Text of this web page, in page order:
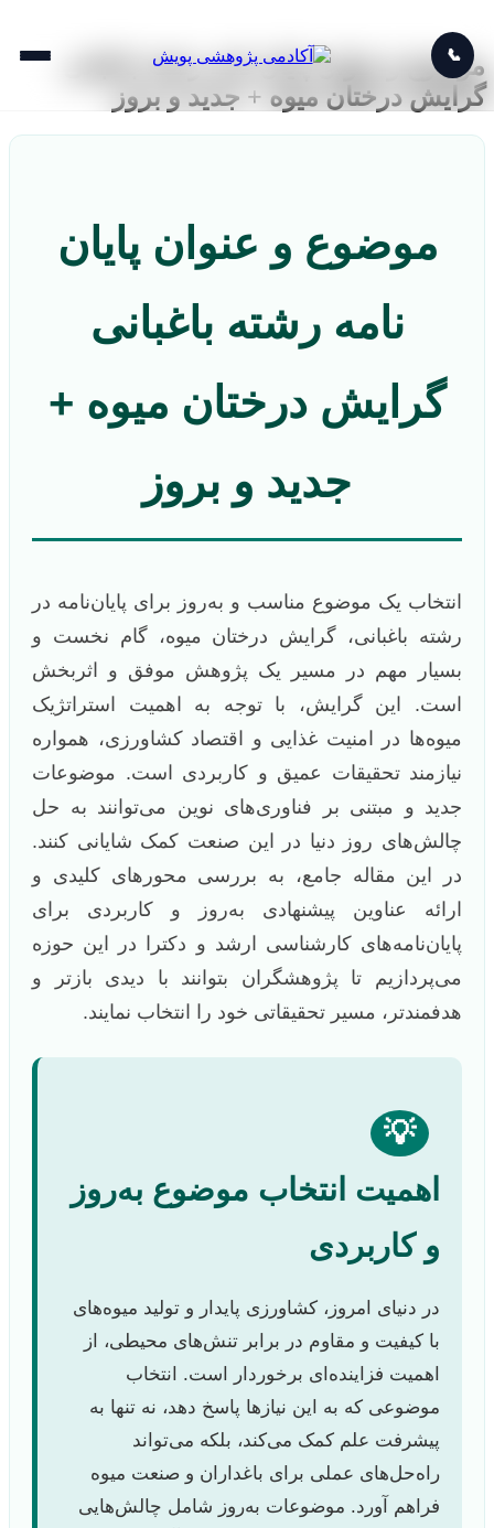
📞
موضوع و عنوان پایان نامه رشته باغبانی
گرایش درختان میوه + جدید و بروز
موضوع و عنوان پایان
نامه رشته باغبانی
گرایش درختان میوه +
جدید و بروز
انتخاب یک موضوع مناسب و به‌روز برای پایان‌نامه در
رشته باغبانی، گرایش درختان میوه، گام نخست و
بسیار مهم در مسیر یک پژوهش موفق و اثربخش
است. این گرایش، با توجه به اهمیت استراتژیک
میوه‌ها در امنیت غذایی و اقتصاد کشاورزی، همواره
نیازمند تحقیقات عمیق و کاربردی است. موضوعات
جدید و مبتنی بر فناوری‌های نوین می‌توانند به حل
چالش‌های روز دنیا در این صنعت کمک شایانی کنند.
در این مقاله جامع، به بررسی محورهای کلیدی و
ارائه عناوین پیشنهادی به‌روز و کاربردی برای
پایان‌نامه‌های کارشناسی ارشد و دکترا در این حوزه
می‌پردازیم تا پژوهشگران بتوانند با دیدی بازتر و
هدفمندتر، مسیر تحقیقاتی خود را انتخاب نمایند.
💡
اهمیت انتخاب موضوع به‌روز
و کاربردی
در دنیای امروز، کشاورزی پایدار و تولید میوه‌های
با کیفیت و مقاوم در برابر تنش‌های محیطی، از
اهمیت فزاینده‌ای برخوردار است. انتخاب
موضوعی که به این نیازها پاسخ دهد، نه تنها به
پیشرفت علم کمک می‌کند، بلکه می‌تواند
راه‌حل‌های عملی برای باغداران و صنعت میوه
فراهم آورد. موضوعات به‌روز شامل چالش‌هایی